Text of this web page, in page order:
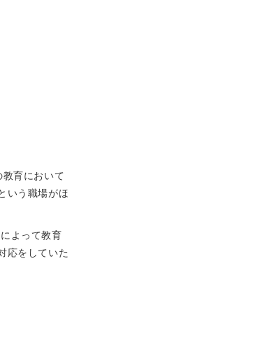
育において
いう職場がほ
よって教育
応をしていた